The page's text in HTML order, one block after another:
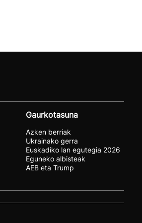
Gaurkotasuna
Azken berriak
Ukrainako gerra
Euskadiko lan egutegia 2026
Eguneko albisteak
AEB eta Trump